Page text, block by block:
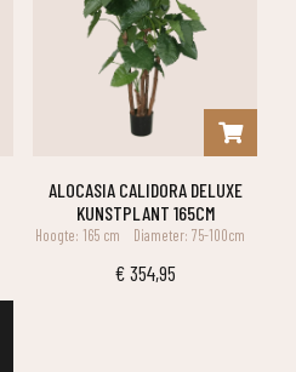
ALOCASIA CALIDORA DELUXE
KUNSTPLANT 165CM
Hoogte: 165 cm Diameter: 75-100cm
€ 354,95